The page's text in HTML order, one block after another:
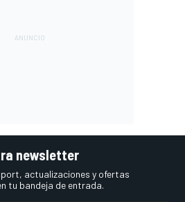
newsletter
actualizaciones y ofertas
tu bandeja de entrada.